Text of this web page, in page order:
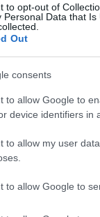
to opt-out of
Personal Data that
Out
consents
to allow Google to
device identifiers in
to allow my user
to allow Google to